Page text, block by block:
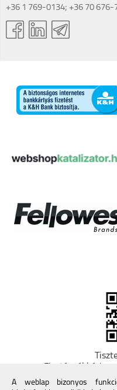
+36 1 769-0134; +36 70 676-
Fizetésnél kérje
adatainak
A weblap bizonyos